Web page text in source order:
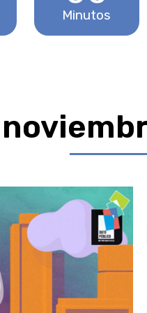
Minutos